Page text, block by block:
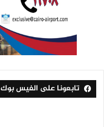
تابعونا على الفيس بوك